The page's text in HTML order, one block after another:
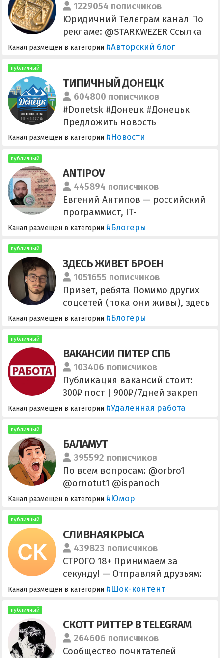
1229054 пописчиков
Юридичний Телеграм канал По
рекламе: @STARKWEZER Ссылка
для приглашения друзей:
Канал размещен в категории #Авторский блог
публичный
ТИПИЧНЫЙ ДОНЕЦК
604800 пописчиков
#Donetsk #Донецк #Донецьк
Предложить новость
@EtoDonetsk1869_bot
Канал размещен в категории #Новости
публичный
ANTIPOV
445894 пописчиков
Евгений Антипов — российский
программист, IT-
предприниматель, создатель
CENTER. "Если вы не платите за
товар, значит вы и есть товар."
Для СМИ и B2B: @feo_x Рекламу
не продаем.
Канал размещен в категории #Блогеры
публичный
ЗДЕСЬ ЖИВЕТ БРОЕН
1051655 пописчиков
Привет, ребята Помимо других
соцсетей (пока они живы), здесь
будет самая важная
Канал размещен в категории #Блогеры
публичный
ВАКАНСИИ ПИТЕР СПБ
103406 пописчиков
Публикация вакансий стоит:
300₽ пост | 900₽/7дней закреп
Реклама: 1000₽ пост |
Канал размещен в категории #Удаленная работа
публичный
БАЛАМУТ
395592 пописчиков
По всем вопросам: @orbro1
@ornotut1 @ispanoch
@batonadmin Менеджеры:
@Social_Energy Ссылка для
приглашения
https://t.me/joinchat/-
bDm5Yaa3cxlMzky
Канал размещен в категории #Юмор
публичный
СЛИВНАЯ КРЫСА
439823 пописчиков
СТРОГО 18+ Принимаем за
секунду! — Отправляй друзьям:
https://t.me/+jsMhA8R3CmM1MGQ
ПРЕДЛОЖИТЬ НОВОСТЬ:
@slivnayap
Канал размещен в категории #Шок-контент
публичный
СКОТТ РИТТЕР В TELEGRAM
264606 пописчиков
Сообщество почитателей